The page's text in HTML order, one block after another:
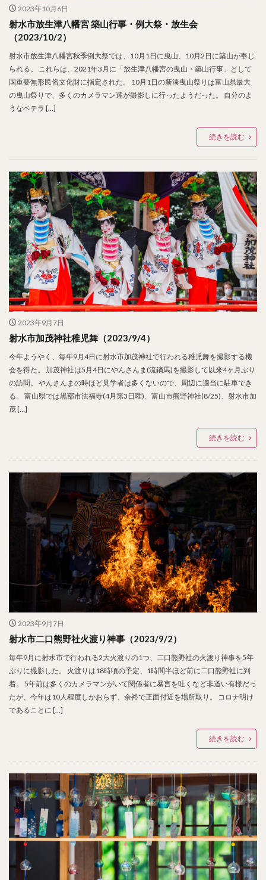
2023年10月6日
射水市放生津八幡宮 築山行事・例大祭・放生会
（2023/10/2）
射水市放生津八幡宮秋季例大祭では、10月1日に曳山、10月2日に築山が奉じ
られる。 これらは、2021年3月に「放生津八幡宮の曳山・築山行事」として
国重要無形民俗文化財に指定された。 10月1日の新湊曳山祭りは富山県最大
の曳山祭りで、多くのカメラマン達が撮影しに行ったようだった。 自分のよ
うなベテラ […]
続きを読む
2023年9月7日
射水市加茂神社稚児舞（2023/9/4）
今年ようやく、毎年9月4日に射水市加茂神社で行われる稚児舞を撮影する機
会を得た。 加茂神社は5月4日にやんさんま(流鏑馬)を撮影して以来4ヶ月ぶり
の訪問。 やんさんまの時ほど見学者は多くないので、周辺に適当に駐車でき
る。 富山県では黒部市法福寺(4月第3日曜)、富山市熊野神社(8/25)、射水市加
茂 […]
続きを読む
2023年9月7日
射水市二口熊野社火渡り神事（2023/9/2）
毎年9月に射水市で行われる2大火渡りの1つ、二口熊野社の火渡り神事を5年
ぶりに撮影した。 火渡りは18時頃の予定、1時間半ほど前に二口熊野社に到
着。 5年前は多くのカメラマンがいて関係者に暴言を吐くなど非道い有様だっ
たが、今年は10人程度しかおらず、余裕で正面付近を場所取り。 コロナ明け
であることに […]
続きを読む